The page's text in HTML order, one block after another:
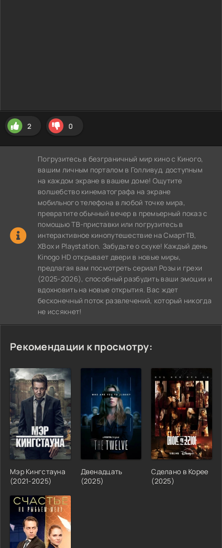
2 0
Погрузитесь в безграничный мир кино с Киного,
вашим личным порталом в Голливуд, доступным
на каждом экране в вашем доме! Ощутите
волшебство кинематографа на экране
мобильного телефона в любой точке мира,
превратите обычный вечер в премьерный показ с
помощью ТВ-приставки или погрузитесь в
интерактивное кинопутешествие на СмартТВ,
XBox и Playstation. Забудьте о скуке! Каждый день
Kinogo HD открывает двери в новые миры,
предлагая вам посмотреть сериал Розы и грехи
(2025-2026), способный разбудить ваши эмоции и
вдохновить на новые открытия. Вас ждет
бесконечный поток развлечений, который никогда
не иссякнет!
Рекомендации к просмотру:
Мэр Кингстауна
(2021-2025)
Двенадцать
(2025)
Сделано в Корее
(2025)